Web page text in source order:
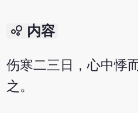
bubble_chart 内容
伤寒二三日，心中悸
之。